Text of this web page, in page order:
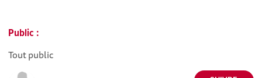
Public :
Tout public